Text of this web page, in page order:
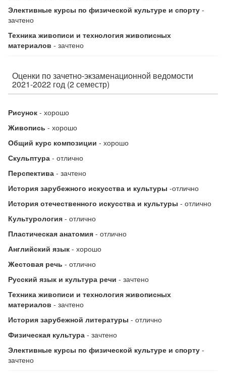
Элективные курсы по физической культуре и спорту -
зачтено
Техника живописи и технология живописных
материалов - зачтено
Оценки по зачетно-экзаменационной ведомости
2021-2022 год (2 семестр)
Рисунок - хорошо
Живопись - хорошо
Общий курс композиции - хорошо
Скульптура - отлично
Перспектива - зачтено
История зарубежного искусства и культуры -отлично
История отечественного искусства и культуры - отлично
Культурология - отлично
Пластическая анатомия - отлично
Английский язык - хорошо
Жестовая речь - отлично
Русский язык и культура речи - зачтено
Техника живописи и технология живописных
материалов - зачтено
История зарубежной литературы - отлично
Физическая культура - зачтено
Элективные курсы по физической культуре и спорту -
зачтено